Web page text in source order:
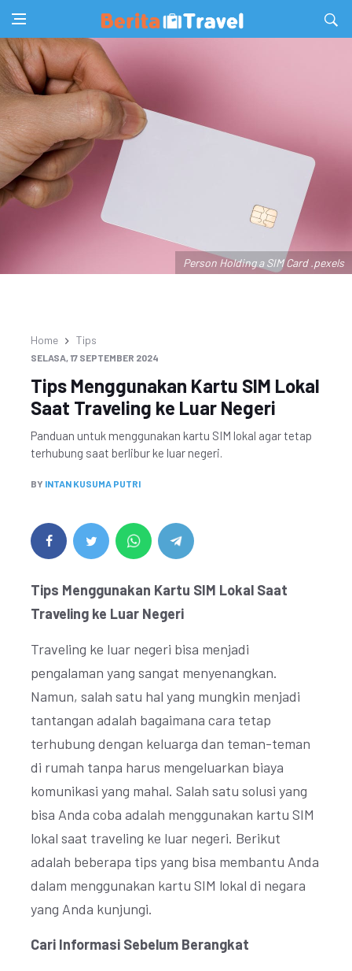
Person Holding a SIM Card .pexels
Home Tips
SELASA, 17 SEPTEMBER 2024
Tips Menggunakan Kartu SIM Lokal
Saat Traveling ke Luar Negeri
Panduan untuk menggunakan kartu SIM lokal agar tetap
terhubung saat berlibur ke luar negeri.
BY INTAN KUSUMA PUTRI
Tips Menggunakan Kartu SIM Lokal Saat
Traveling ke Luar Negeri
Traveling ke luar negeri bisa menjadi
pengalaman yang sangat menyenangkan.
Namun, salah satu hal yang mungkin menjadi
tantangan adalah bagaimana cara tetap
terhubung dengan keluarga dan teman-teman
di rumah tanpa harus mengeluarkan biaya
komunikasi yang mahal. Salah satu solusi yang
bisa Anda coba adalah menggunakan kartu SIM
lokal saat traveling ke luar negeri. Berikut
adalah beberapa tips yang bisa membantu Anda
dalam menggunakan kartu SIM lokal di negara
yang Anda kunjungi.
Cari Informasi Sebelum Berangkat